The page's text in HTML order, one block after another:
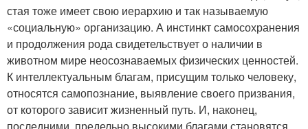
стая тоже имеет свою иерархию и так называемую
«социальную» организацию. А инстинкт самосохранения
и продолжения рода свидетельствует о наличии в
животном мире неосознаваемых физических ценностей.
К интеллектуальным благам, присущим только человеку,
относятся самопознание, выявление своего призвания,
от которого зависит жизненный путь. И, наконец,